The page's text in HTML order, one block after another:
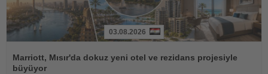
Oku
03.08.2026
Marriott, Mısır'da dokuz yeni otel ve rezidans projesiyle
büyüyor